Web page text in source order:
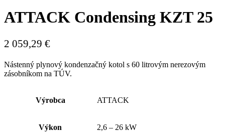
ATTACK Condensing KZT 25
2 059,29 €
Nástenný plynový kondenzačný kotol s 60 litrovým nerezovým
zásobníkom na TÚV.
Výrobca ATTACK
Výkon 2,6 – 26 kW